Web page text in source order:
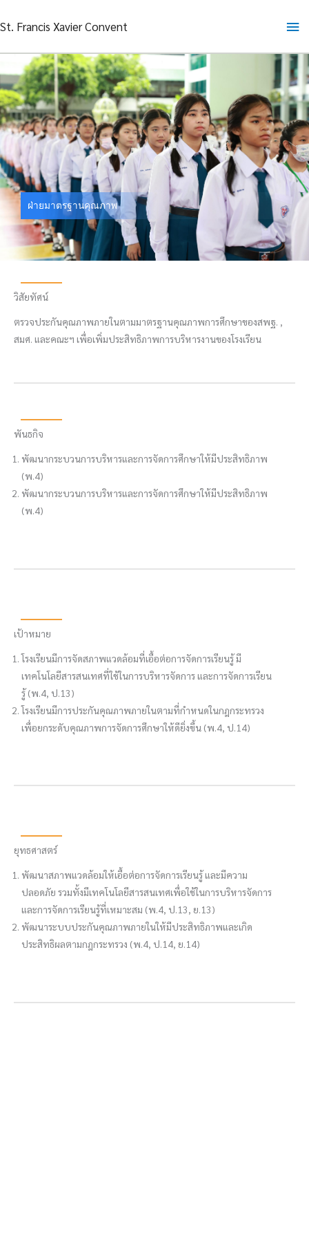
to
St. Francis Xavier Convent
ฝ่ายมาตรฐานคุณภาพ
วิสัยทัศน์
ตรวจประกันคุณภาพภายในตามมาตรฐานคุณภาพการศึกษาของสพฐ. ,
สมศ. และคณะฯ เพื่อเพิ่มประสิทธิภาพการบริหารงานของโรงเรียน
พันธกิจ
พัฒนากระบวนการบริหารและการจัดการศึกษาให้มีประสิทธิภาพ
(พ.4)
พัฒนากระบวนการบริหารและการจัดการศึกษาให้มีประสิทธิภาพ
(พ.4)
เป้าหมาย
โรงเรียนมีการจัดสภาพแวดล้อมที่เอื้อต่อการจัดการเรียนรู้ มี
เทคโนโลยีสารสนเทศที่ใช้ในการบริหารจัดการ และการจัดการเรียน
รู้ (พ.4, ป.13)
โรงเรียนมีการประกันคุณภาพภายในตามที่กำหนดในกฎกระทรวง
เพื่อยกระดับคุณภาพการจัดการศึกษาให้ดียิ่งขึ้น (พ.4, ป.14)
ยุทธศาสตร์
พัฒนาสภาพแวดล้อมให้เอื้อต่อการจัดการเรียนรู้ และมีความ
ปลอดภัย รวมทั้งมีเทคโนโลยีสารสนเทศเพื่อใช้ในการบริหารจัดการ
และการจัดการเรียนรู้ที่เหมาะสม (พ.4, ป.13, ย.13)
พัฒนาระบบประกันคุณภาพภายในให้มีประสิทธิภาพและเกิด
ประสิทธิผลตามกฎกระทรวง (พ.4, ป.14, ย.14)